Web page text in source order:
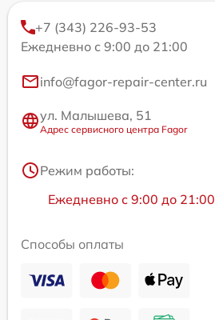
+7 (343) 226-93-53
Ежедневно с 9:00 до 21:00
info@fagor-repair-center.ru
ул. Малышева, 51
Адрес сервисного центра Fagor
Режим работы:
Ежедневно с 9:00 до 21:00
Способы оплаты